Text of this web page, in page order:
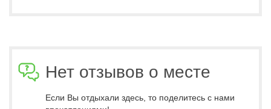
Нет отзывов о месте
Если Вы отдыхали здесь, то поделитесь с нами